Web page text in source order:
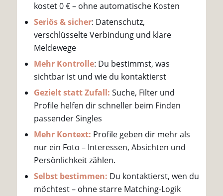
kostet 0 € – ohne automatische Kosten
Seriös & sicher: Datenschutz,
verschlüsselte Verbindung und klare
Meldewege
Mehr Kontrolle: Du bestimmst, was
sichtbar ist und wie du kontaktierst
Gezielt statt Zufall: Suche, Filter und
Profile helfen dir schneller beim Finden
passender Singles
Mehr Kontext: Profile geben dir mehr als
nur ein Foto – Interessen, Absichten und
Persönlichkeit zählen.
Selbst bestimmen: Du kontaktierst, wen du
möchtest – ohne starre Matching-Logik